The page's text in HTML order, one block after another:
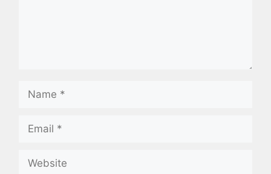
Name
Email
Website